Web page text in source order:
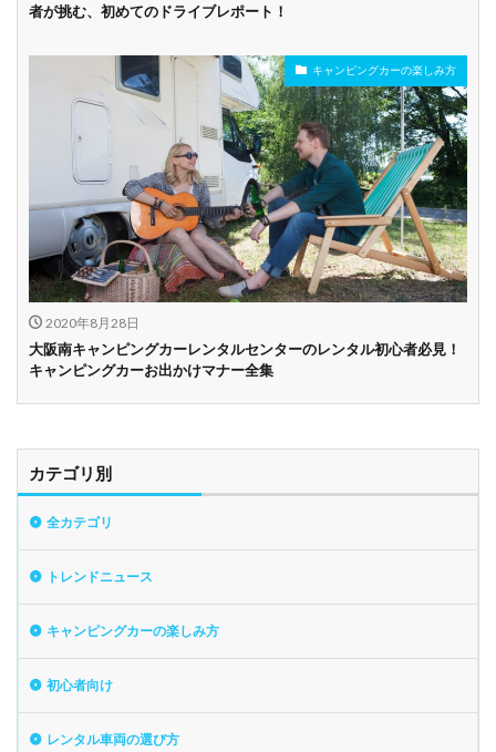
者が挑む、初めてのドライブレポート！
キャンピングカーの楽しみ方
2020年8月28日
大阪南キャンピングカーレンタルセンターのレンタル初心者必見！
キャンピングカーお出かけマナー全集
カテゴリ別
全カテゴリ
トレンドニュース
キャンピングカーの楽しみ方
初心者向け
レンタル車両の選び方